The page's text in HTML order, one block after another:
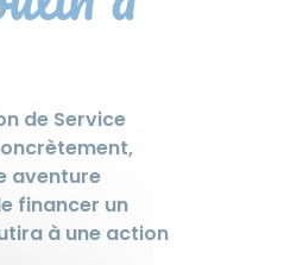
de Service
aventure
financer un
à une action